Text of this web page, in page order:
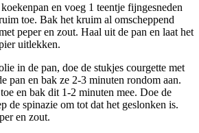
en voeg 1 teentje fijngesneden
toe. Bak het kruim al omscheppend
peper en zout. Haal uit de pan en laat het
uitlekken.
in de pan, doe de stukjes courgette met
pan en bak ze 2-3 minuten rondom aan.
en bak dit 1-2 minuten mee. Doe de
de spinazie om tot dat het geslonken is.
en zout.